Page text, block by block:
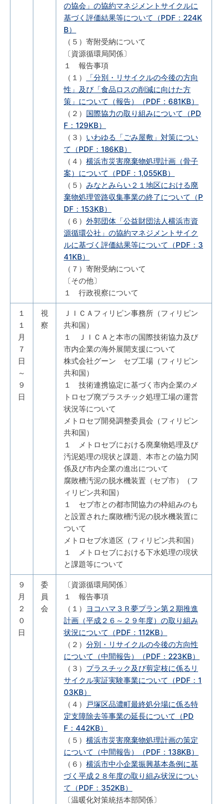
の協会」の協約マネジメントサイクルに
基づく評価結果等について（PDF：224K
B）
（５）寄附受納について
〔資源循環局関係〕
１ 報告事項
（１）
「分別・リサイクルの今後の方向
性」及び「食品ロスの削減に向けた方
策」について（報告）（PDF：681KB）
（２） 国際協力の取り組みについて（PD
F：129KB）
（３） いわゆる「ごみ屋敷」対策につい
て（PDF：186KB）
（４） 横浜市災害廃棄物処理計画（骨子
案）について（PDF：1,055KB）
（５） みなとみらい２１地区における廃
棄物処理管路収集事業の終了について（P
DF：153KB）
（６） 外郭団体「公益財団法人横浜市資
源循環公社」の協約マネジメントサイク
ルに基づく評価結果等について（PDF：3
41KB）
（７）寄附受納について
〔その他〕
１ 行政視察について
１
１
月
７
日
～
９
日
視
察
ＪＩＣＡフィリピン事務所（フィリピン
共和国）
１ ＪＩＣＡと本市の国際技術協力及び
市内企業の海外展開支援について
株式会社グーン セブ工場（フィリピン
共和国）
１ 技術連携協定に基づく市内企業のメ
トロセブ廃プラスチック処理工場の運営
状況等について
メトロセブ開発調整委員会（フィリピン
共和国）
１ メトロセブにおける廃棄物処理及び
汚泥処理の現状と課題、本市との協力関
係及び市内企業の進出について
腐敗槽汚泥の脱水機装置（セブ市）（フ
ィリピン共和国）
１ セブ市との都市間協力の枠組みのも
と設置された腐敗槽汚泥の脱水機装置に
ついて
メトロセブ水道区（フィリピン共和国）
１ メトロセブにおける下水処理の現状
と課題等について
９
月
２
０
日
委
員
会
〔資源循環局関係〕
１ 報告事項
（１） ヨコハマ３Ｒ夢プラン第２期推進
計画（平成２６～２９年度）の取り組み
状況について（PDF：112KB）
（２） 分別・リサイクルの今後の方向性
について（中間報告）（PDF：223KB）
（３） プラスチック及び剪定枝に係るリ
サイクル実証実験事業について（PDF：1
03KB）
（４） 戸塚区品濃町最終処分場に係る特
定支障除去等事業の延長について（PD
F：442KB）
（５） 横浜市災害廃棄物処理計画の策定
について（中間報告）（PDF：138KB）
（６） 横浜市中小企業振興基本条例に基
づく平成２８年度の取り組み状況につい
て（PDF：352KB）
〔温暖化対策統括本部関係〕